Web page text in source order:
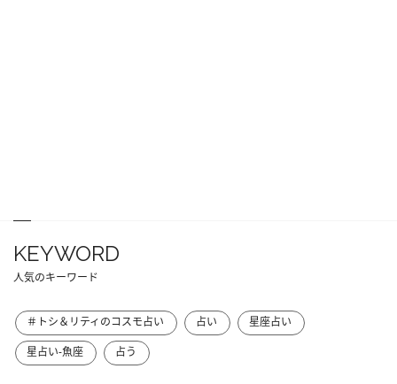
KEYWORD
人気のキーワード
＃トシ＆リティのコスモ占い 占い
星座占い
星占い-魚座
占う